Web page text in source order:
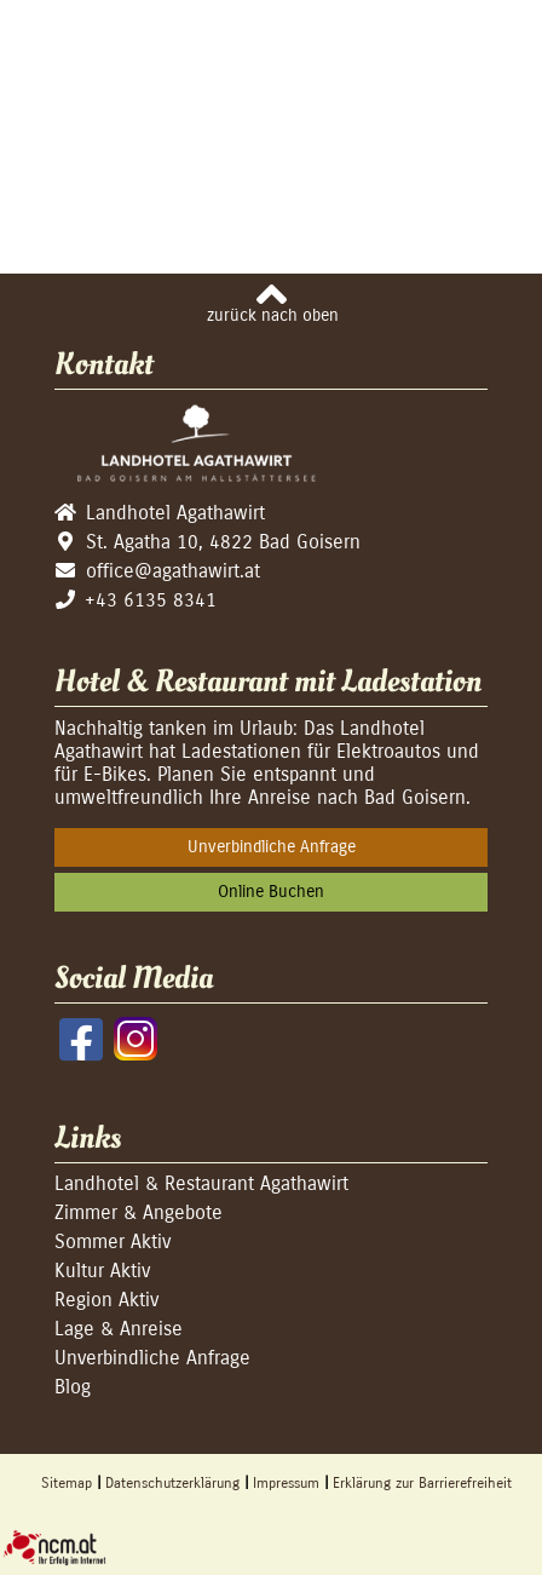
Kontakt
Landhotel Agathawirt
St. Agatha 10, 4822 Bad Goisern
office@agathawirt.at
+43 6135 8341
Hotel & Restaurant mit Ladestation
Nachhaltig tanken im Urlaub: Das Landhotel
Agathawirt hat Ladestationen für Elektroautos und
für E-Bikes. Planen Sie entspannt und
umweltfreundlich Ihre Anreise nach Bad Goisern.
Unverbindliche Anfrage
Online Buchen
Social Media
Links
Landhotel & Restaurant Agathawirt
Zimmer & Angebote
Sommer Aktiv
Kultur Aktiv
Region Aktiv
Lage & Anreise
Unverbindliche Anfrage
Blog
Sitemap Datenschutzerklärung Impressum Erklärung zur Barrierefreiheit